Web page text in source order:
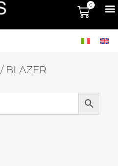
0
/ BLAZER